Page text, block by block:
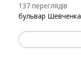
137 переглядів
бульвар Шевченка